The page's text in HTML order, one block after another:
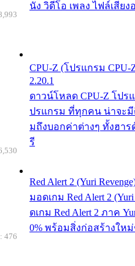
นัง วิดีโอ เพลง ไฟล์เสียง
CPU-Z (โปรแกรม
2.20.1
ดาวน์โหลด CPU-Z โปร
ปรแกรม ที่ทุกคน น่าจะมี
มถึงบอกค่าต่างๆ ทั้งฮาร
รี
Red Alert 2 (Yuri
มอดเกม Red Alert 2 (Yuri
ดเกม Red Alert 2 ภาค
0% พร้อมสิ่งก่อสร้างให
476